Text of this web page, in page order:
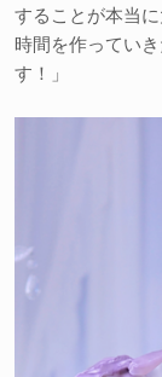
することが本当
時間を作ってい
す！」